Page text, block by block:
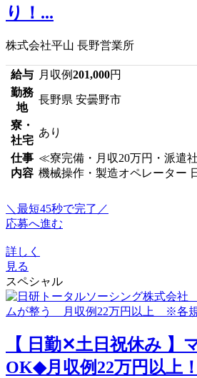
り！...
株式会社平山 長野営業所
給与 月収例201,000円
勤務
地
長野県 安曇野市
寮・
社宅
あり
仕事
内容
≪寮完備・月収20万円・派遣
機械操作・製造オペレーター
＼最短45秒で完了／
応募へ進む
詳しく
見る
スペシャル
【 日勤✕土日祝休み 】
OK◆月収例22万円以上